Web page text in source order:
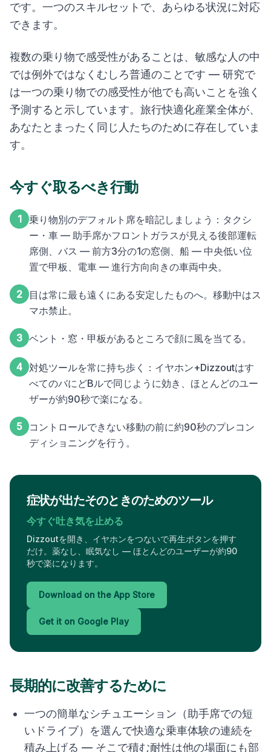
です。一つのスキルセットで、あらゆる状況に対応
できます。
複数の乗り物で感受性があることは、敏感な人の中
では例外ではなくむしろ普通のことです — 研究で
は一つの乗り物での感受性が他でも高いことを強く
予測すると示しています。旅行快適化産業全体が、
あなたとまったく同じ人たちのために存在していま
す。
今すぐ取るべき行動
1
乗り物別のデフォルト席を暗記しましょう：タクシ
ー・車 — 助手席かフロントガラスが見える後部運転
席側、バス — 前方3分の1の窓側、船 — 中央低い位
置で甲板、電車 — 進行方向向きの車両中央。
2
目は常に最も遠くにある安定したものへ。移動中はス
マホ禁止。
3 ベント・窓・甲板があるところで顔に風を当てる。
4 対処ツールを常に持ち歩く：イヤホン+Dizzoutはす
べてのバにどBルで同じように効き、ほとんどのユー
ザーが約90秒で楽になる。
5
コントロールできない移動の前に約90秒のプレコン
ディショニングを行う。
症状が出たそのときのためのツール
今すぐ吐き気を止める
Dizzoutを開き、イヤホンをつないで再生ボタンを押す
だけ。薬なし、眠気なし — ほとんどのユーザーが約90
秒で楽になります。
Download on the App Store
Get it on Google Play
長期的に改善するために
一つの簡単なシチュエーション（助手席での短
いドライブ）を選んで快適な乗車体験の連続を
積み上げる — そこで積む耐性は他の場面にも部